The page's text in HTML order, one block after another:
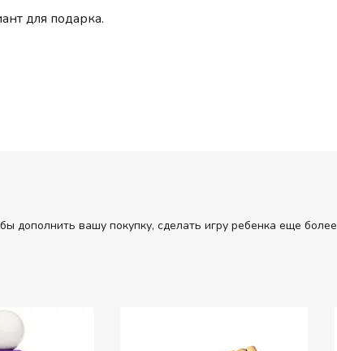
для подарка.
дополнить вашу покупку, сделать игру ребенка еще